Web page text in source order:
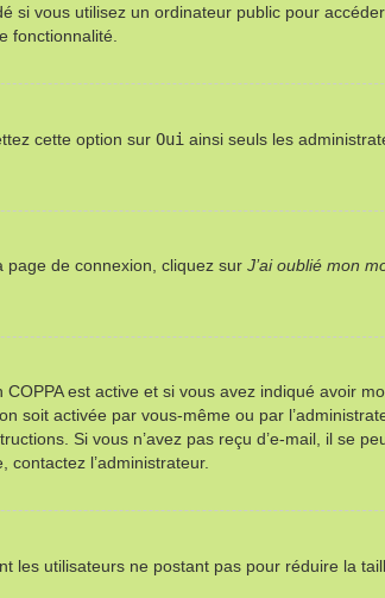
si vous utilisez un ordinateur public pour
fonctionnalité.
cette option sur Oui ainsi seuls les
de connexion, cliquez sur J’ai oublié mon
est active et si vous avez indiqué avoir
soit activée par vous-même ou par
Si vous n’avez pas reçu d’e-mail, il se
contactez l’administrateur.
les utilisateurs ne postant pas pour réduire la